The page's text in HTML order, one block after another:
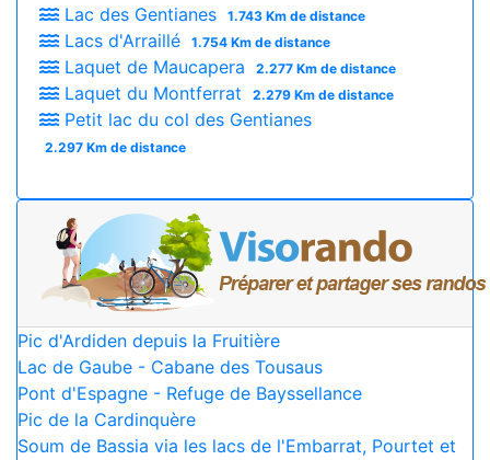
Lac des Gentianes 1.743 Km de distance
Lacs d'Arraillé 1.754 Km de distance
Laquet de Maucapera 2.277 Km de distance
Laquet du Montferrat 2.279 Km de distance
Petit lac du col des Gentianes
2.297 Km de distance
Pic d'Ardiden depuis la Fruitière
Lac de Gaube - Cabane des Tousaus
Pont d'Espagne - Refuge de Bayssellance
Pic de la Cardinquère
Soum de Bassia via les lacs de l'Embarrat, Pourtet et